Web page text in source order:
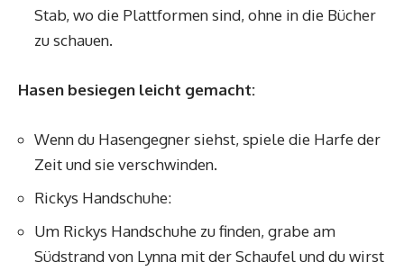
Stab, wo die Plattformen sind, ohne in die Bücher
zu schauen.
Hasen besiegen leicht gemacht:
Wenn du Hasengegner siehst, spiele die Harfe der
Zeit und sie verschwinden.
Rickys Handschuhe:
Um Rickys Handschuhe zu finden, grabe am
Südstrand von Lynna mit der Schaufel und du wirst